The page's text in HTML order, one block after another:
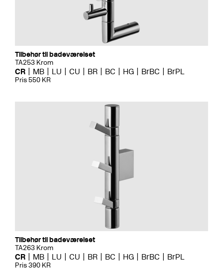
Tilbehør til badeværelset
TA253 Krom
CR MB LU CU BR BC HG BrBC BrPL
Pris 550 KR
Tilbehør til badeværelset
TA263 Krom
CR MB LU CU BR BC HG BrBC BrPL
Pris 390 KR